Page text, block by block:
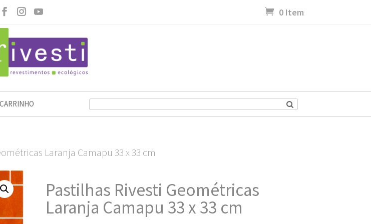
0 Item
CARRINHO
Laranja Camapu 33 x 33 cm
Pastilhas Rivesti Geométricas
Laranja Camapu 33 x 33 cm